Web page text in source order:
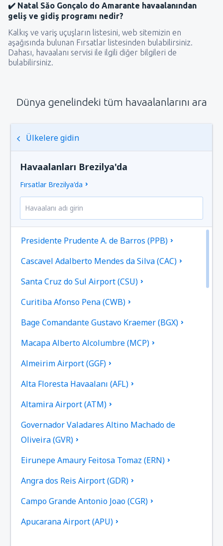
✔️ Natal Săo Gonçalo do Amarante havaalanından
geliş ve gidiş programı nedir?
Kalkış ve variş uçuşların listesini, web sitemizin en
aşağısında bulunan Fırsatlar listesinden bulabilirsiniz.
Dahası, havaalanı servisi ile ilgili diğer bilgileri de
bulabilirsiniz.
Dünya genelindeki tüm havaalanlarını ara
Ülkelere gidin
Havaalanları Brezilya'da
Fırsatlar Brezilya'da
Presidente Prudente A. de Barros (PPB)
Cascavel Adalberto Mendes da Silva (CAC)
Santa Cruz do Sul Airport (CSU)
Curitiba Afonso Pena (CWB)
Bage Comandante Gustavo Kraemer (BGX)
Macapa Alberto Alcolumbre (MCP)
Almeirim Airport (GGF)
Alta Floresta Havaalanı (AFL)
Altamira Airport (ATM)
Governador Valadares Altino Machado de
Oliveira (GVR)
Eirunepe Amaury Feitosa Tomaz (ERN)
Angra dos Reis Airport (GDR)
Campo Grande Antonio Joao (CGR)
Apucarana Airport (APU)